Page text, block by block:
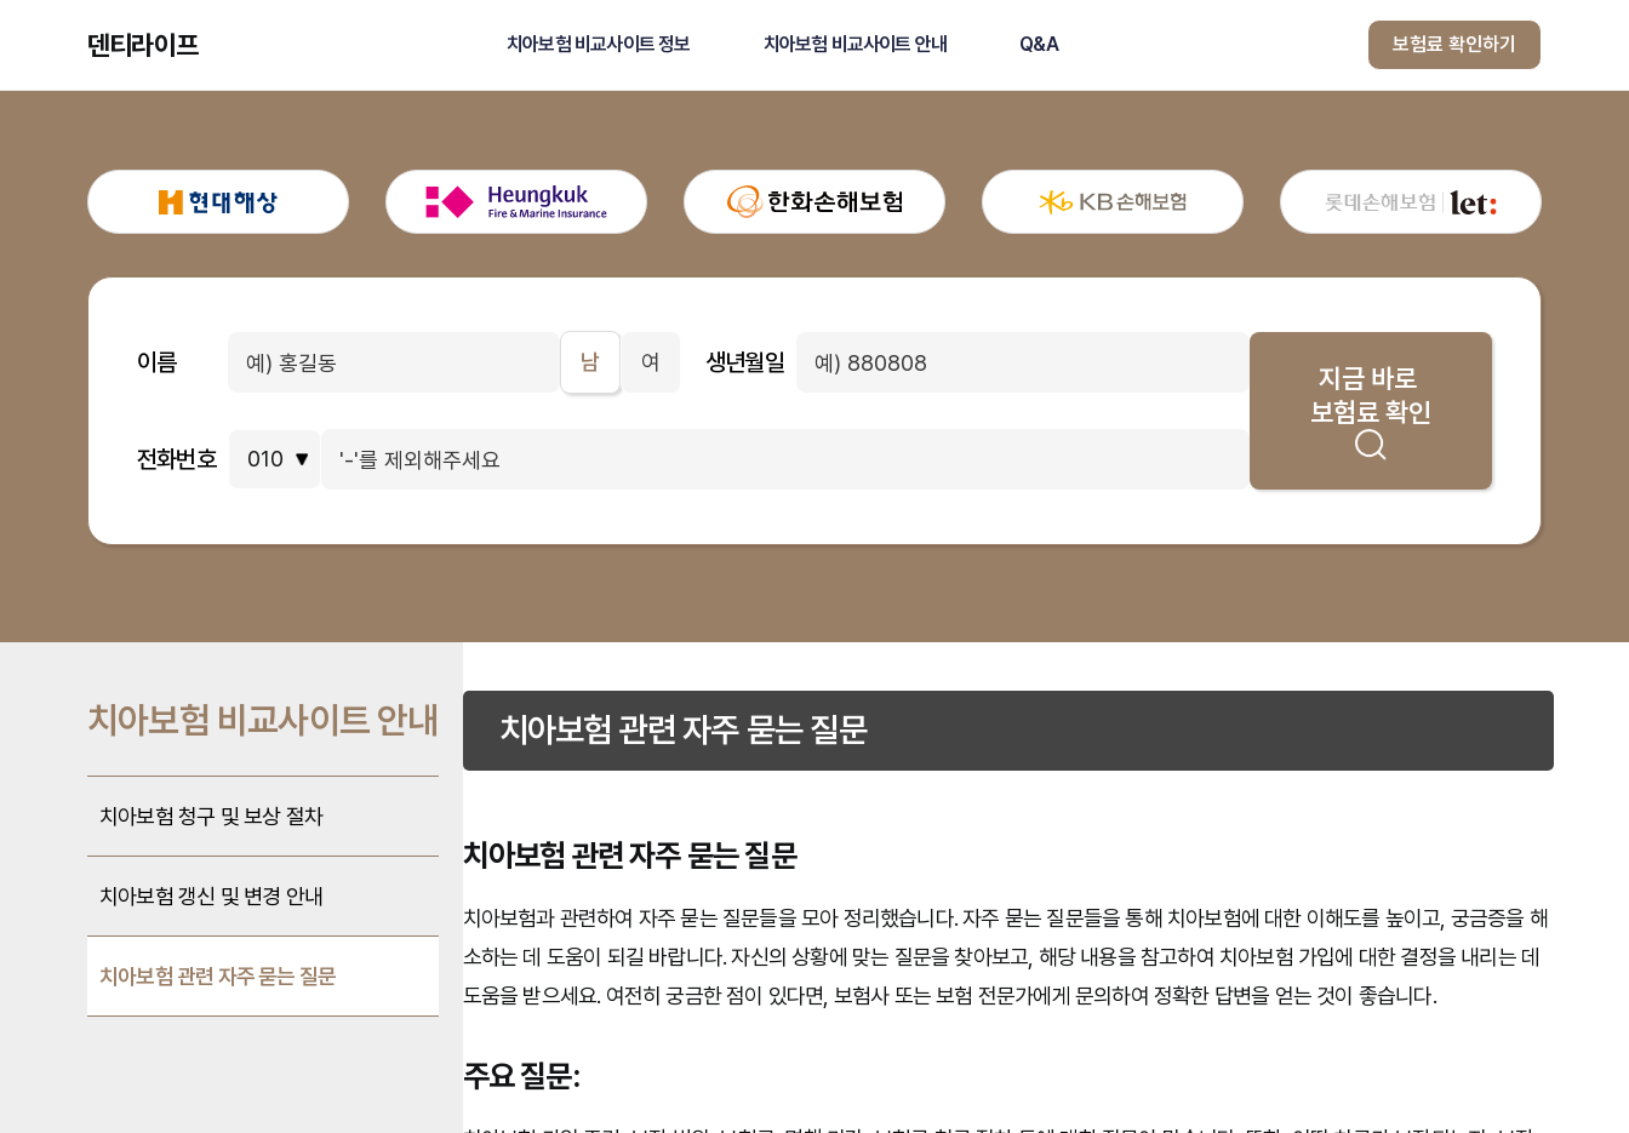
덴티라이프 치아보험 비교사이트 정보 치아보험 비교사이트 안내 Q&A 보험료 확인하기
이름 남 여 생년월일
전화번호
지금 바로
보험료 확인
치아보험 비교사이트 안내
치아보험 청구 및 보상 절차
치아보험 갱신 및 변경 안내
치아보험 관련 자주 묻는 질문
치아보험 관련 자주 묻는 질문
치아보험 관련 자주 묻는 질문
치아보험과 관련하여 자주 묻는 질문들을 모아 정리했습니다. 자주 묻는 질문들을 통해 치아보험에 대한 이해도를 높이고, 궁금증을 해
소하는 데 도움이 되길 바랍니다. 자신의 상황에 맞는 질문을 찾아보고, 해당 내용을 참고하여 치아보험 가입에 대한 결정을 내리는 데
도움을 받으세요. 여전히 궁금한 점이 있다면, 보험사 또는 보험 전문가에게 문의하여 정확한 답변을 얻는 것이 좋습니다.
주요 질문: